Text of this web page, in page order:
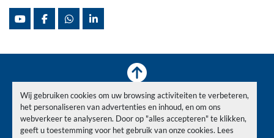
Wij gebruiken cookies om uw browsing activiteiten te verbeteren,
het personaliseren van advertenties en inhoud, en om ons
webverkeer te analyseren. Door op "alles accepteren" te klikken,
geeft u toestemming voor het gebruik van onze cookies. Lees
youtubefacebookwhatsapplinkedin
Voorraad Verkocht Nieuws Over ons
Contact
Privacy Policy